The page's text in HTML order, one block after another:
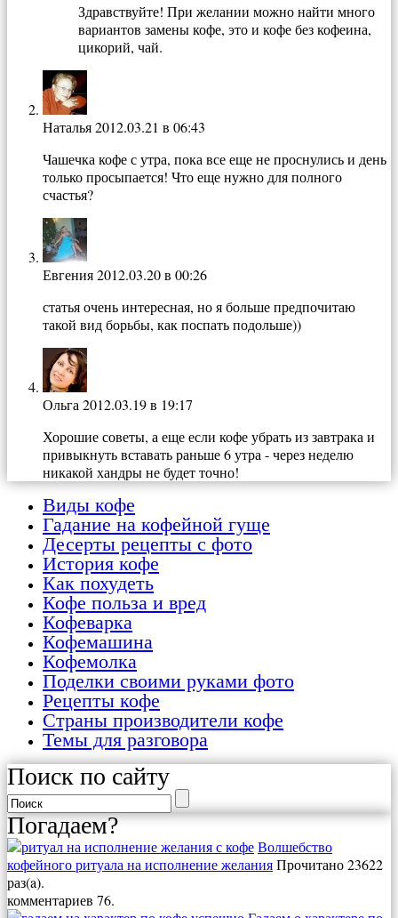
Здравствуйте! При желании можно найти много
вариантов замены кофе, это и кофе без кофеина,
цикорий, чай.
Наталья2012.03.21 в 06:43
Чашечка кофе с утра, пока все еще не проснулись и день
только просыпается! Что еще нужно для полного
счастья?
Евгения2012.03.20 в 00:26
статья очень интересная, но я больше предпочитаю
такой вид борьбы, как поспать подольше))
Ольга 2012.03.19 в 19:17
Хорошие советы, а еще если кофе убрать из завтрака и
привыкнуть вставать раньше 6 утра - через неделю
никакой хандры не будет точно!
Виды кофе
Гадание на кофейной гуще
Десерты рецепты с фото
История кофе
Как похудеть
Кофе польза и вред
Кофеварка
Кофемашина
Кофемолка
Поделки своими руками фото
Рецепты кофе
Страны производители кофе
Темы для разговора
Поиск по сайту
Погадаем?
Волшебство
кофейного ритуала на исполнение желанияПрочитано 23622
раз(a).
комментариев 76.